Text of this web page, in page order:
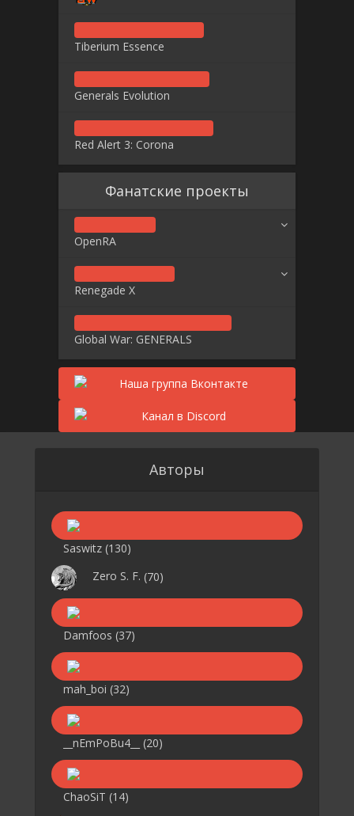
Tiberium Essence
Generals Evolution
Red Alert 3: Corona
Фанатские проекты
OpenRA
Renegade X
Global War: GENERALS
Авторы
Saswitz (130)
Zero S. F. (70)
Damfoos (37)
mah_boi (32)
__nEmPoBu4__ (20)
ChaoSiT (14)